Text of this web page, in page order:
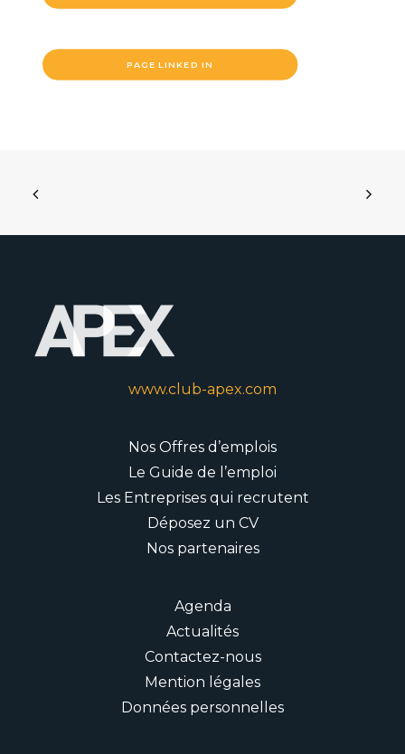
PAGE LINKED IN
www.club-apex.com
Nos Offres d’emplois
Le Guide de l’emploi
Les Entreprises qui recrutent
Déposez un CV
Nos partenaires
Agenda
Actualités
Contactez-nous
Mention légales
Données personnelles